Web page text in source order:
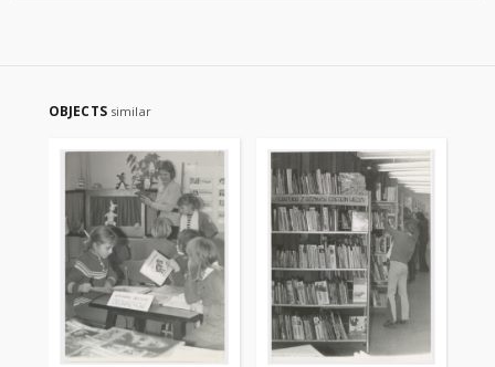
OBJECTS similar